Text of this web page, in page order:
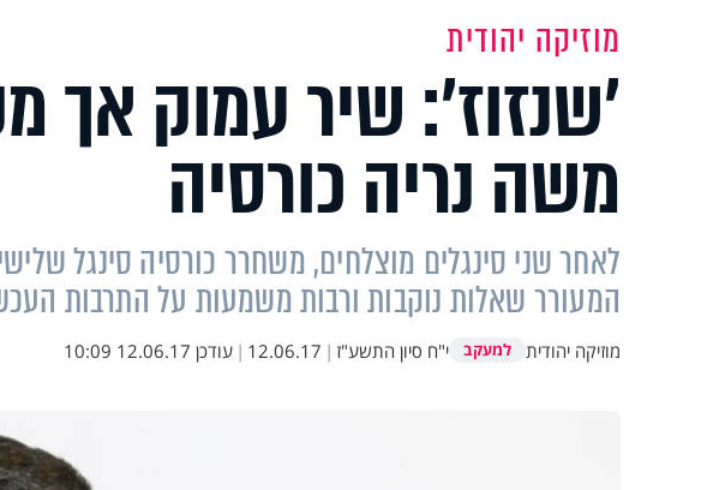
מוזיקה יהודית
’שנזוז’: שיר עמוק אך
משה נריה כורסיה
לאחר שני סינגלים מוצלחים, משחרר כורסיה סינגל
המעורר שאלות נוקבות ורבות משמעות על התרבות
מוזיקה יהודית למעקב י"ח סיון התשע"ז |
12.06.17
| עודכן 12.06.17 10:09